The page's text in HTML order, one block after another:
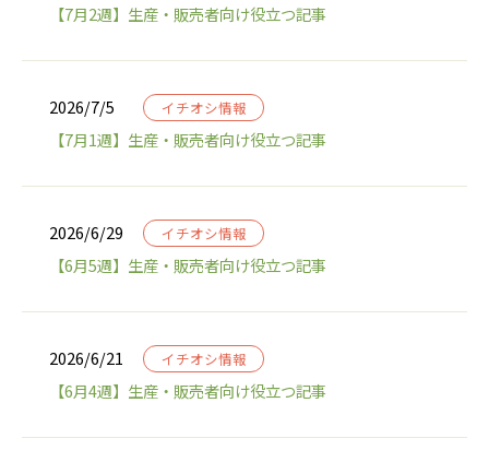
【7月2週】生産・販売者向け役立つ記事
2026/7/5 イチオシ情報
【7月1週】生産・販売者向け役立つ記事
2026/6/29 イチオシ情報
【6月5週】生産・販売者向け役立つ記事
2026/6/21 イチオシ情報
【6月4週】生産・販売者向け役立つ記事